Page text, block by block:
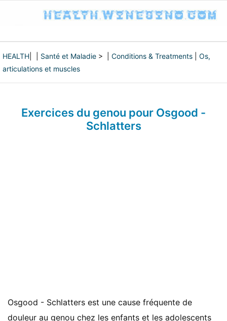
HEALTH Santé et Maladie > | Conditions & Treatments
Os,
articulations et muscles
Exercices du genou pour Osgood -
Schlatters
Osgood - Schlatters est une cause fréquente de
douleur au genou chez les enfants et les adolescents